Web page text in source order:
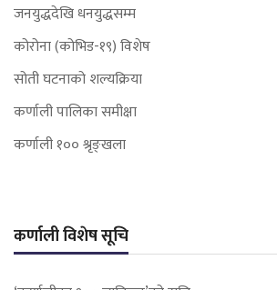
जनयुद्धदेखि धनयुद्धसम्म
कोरोना (कोभिड-१९) विशेष
सोती घटनाको शल्यक्रिया
कर्णाली पालिका समीक्षा
कर्णाली १०० श्रृङ्खला
कर्णाली विशेष सूचि